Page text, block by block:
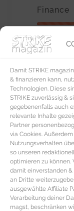
Damit STRIKE
& finanzieren kann,
Technologien. Diese
STRIKE zuverlässig &
gegebenenfalls auch
relevante Inhalte
Partner
via Cookies.
Nutzungsverhalten
so unseren
optimieren zu
damit einverstanden
an Dritte
ausgewählte Affiliate
Verarbeitung deiner
magst, beschränken
Finance
Business